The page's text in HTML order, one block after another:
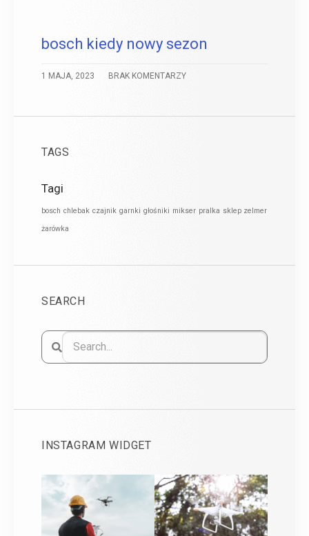
bosch kiedy nowy sezon
1 MAJA, 2023 BRAK KOMENTARZY
TAGS
Tagi
bosch chlebak czajnik garnki głośniki mikser pralka sklep zelmer
żarówka
SEARCH
INSTAGRAM WIDGET